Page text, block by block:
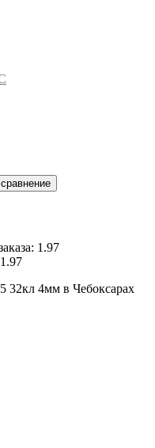
1.97
32кл 4мм в Чебоксарах